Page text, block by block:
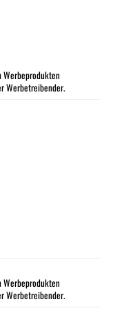
Werbeprodukten
Werbetreibender.
Werbeprodukten
Werbetreibender.